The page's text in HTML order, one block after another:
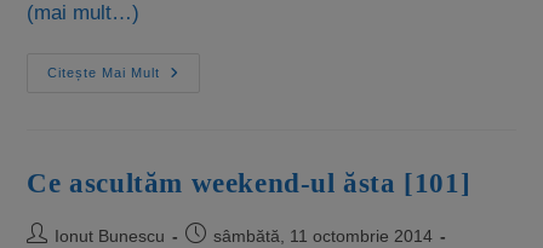
(mai mult…)
Citește Mai Mult
Ce ascultăm weekend-ul ăsta [101]
Ionut Bunescu
sâmbătă, 11 octombrie 2014